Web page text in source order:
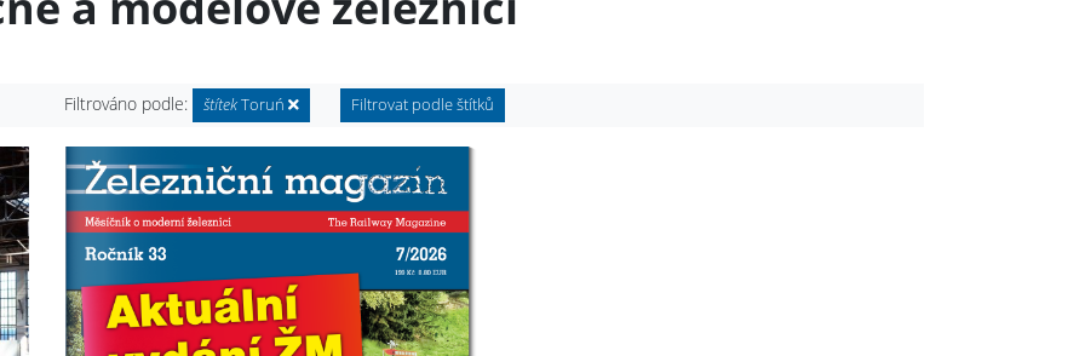
Filtrováno podle: štítekToruń Filtrovat podle štítků